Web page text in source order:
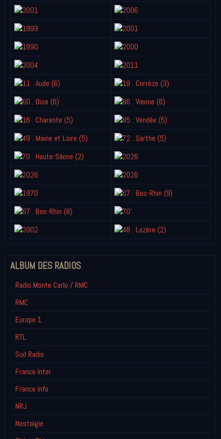
ALBUM DES RADIOS
Radio Monte Carlo / RMC
RMC
Europe 1
RTL
Sud Radio
France Inter
France Info
NRJ
Nostalgie